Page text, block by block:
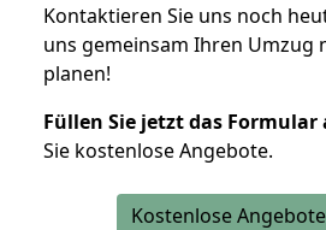
Kontaktieren Sie uns noch
uns gemeinsam Ihren Umzug
planen!
Füllen Sie jetzt das Formular
Sie kostenlose Angebote.
Kostenlose